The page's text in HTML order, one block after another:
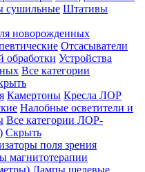
сушильные Штативы
новорожденных
Отсасыватели
обработки Устройства
Все категории
Камертоны Кресла ЛОР
Налобные осветители и
Все категории ЛОР-
Скрыть
поля зрения
магнитотерапии
Лампы щелевые